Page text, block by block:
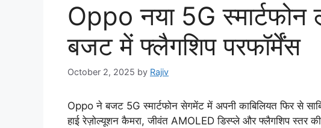
Oppo नया 5G
बजट में फ्लैगशिप परफॉर्मेंस
October 2, 2025 by Rajiv
Oppo ने बजट 5G स्मार्टफोन सेगमेंट में अपनी काबिलियत फिर से
हाई रेज़ोल्यूशन कैमरा, जीवंत AMOLED डिस्प्ले और फ्लैगशिप स्तर